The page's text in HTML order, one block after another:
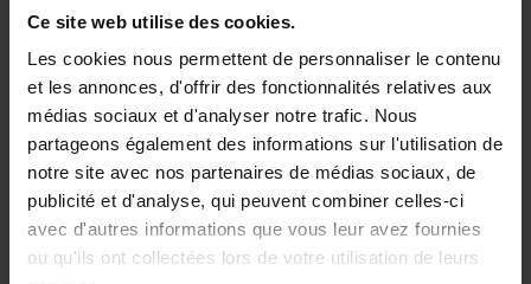
Ce site web utilise des cookies.
Les cookies nous permettent de personnaliser le contenu
et les annonces, d'offrir des fonctionnalités relatives aux
médias sociaux et d'analyser notre trafic. Nous
partageons également des informations sur l'utilisation de
notre site avec nos partenaires de médias sociaux, de
publicité et d'analyse, qui peuvent combiner celles-ci
avec d'autres informations que vous leur avez fournies
ou qu'ils ont collectées lors de votre utilisation de leurs
Préparons-nous
Accessoires
recommandés